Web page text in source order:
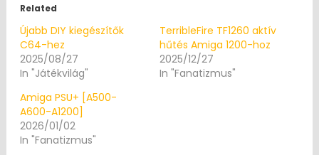
Related
Újabb DIY kiegészítők
C64-hez
2025/08/27
In "Játékvilág"
TerribleFire TF1260 aktív
hűtés Amiga 1200-hoz
2025/12/27
In "Fanatizmus"
Amiga PSU+ [A500-
A600-A1200]
2026/01/02
In "Fanatizmus"